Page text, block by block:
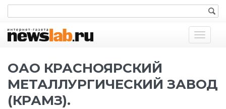
Показать
меню
ОАО КРАСНОЯРСКИЙ
МЕТАЛЛУРГИЧЕСКИЙ ЗАВОД
(КРАМЗ).